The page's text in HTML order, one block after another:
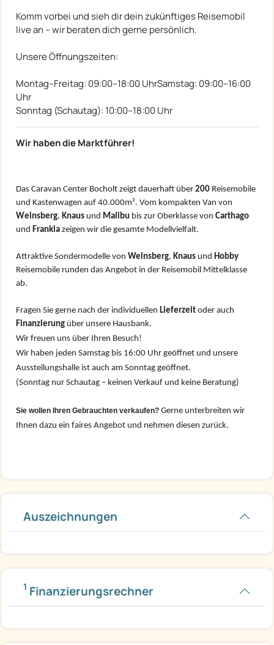
Komm vorbei und sieh dir dein zukünftiges Reisemobil
live an – wir beraten dich gerne persönlich.
Unsere Öffnungszeiten:
Montag–Freitag: 09:00–18:00 UhrSamstag: 09:00–16:00
Uhr
Sonntag (Schautag): 10:00–18:00 Uhr
Wir haben die Marktführer!
Das Caravan Center Bocholt zeigt dauerhaft über 200 Reisemobile
und Kastenwagen auf 40.000m². Vom kompakten Van von
Weinsberg, Knaus und Malibu bis zur Oberklasse von Carthago
und Frankia zeigen wir die gesamte Modellvielfalt.
Attraktive Sondermodelle von Weinsberg, Knaus und Hobby
Reisemobile runden das Angebot in der Reisemobil Mittelklasse
ab.
Fragen Sie gerne nach der individuellen Lieferzeit oder auch
Finanzierung über unsere Hausbank.
Wir freuen uns über Ihren Besuch!
Wir haben jeden Samstag bis 16:00 Uhr geöffnet und unsere
Ausstellungshalle ist auch am Sonntag geöffnet.
(Sonntag nur Schautag – keinen Verkauf und keine Beratung)
Sie wollen Ihren Gebrauchten verkaufen? Gerne unterbreiten wir
Ihnen dazu ein faires Angebot und nehmen diesen zurück.
Auszeichnungen
1 Finanzierungsrechner